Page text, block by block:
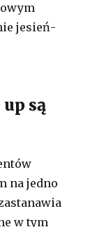
jesień-
są
na jedno
w tym